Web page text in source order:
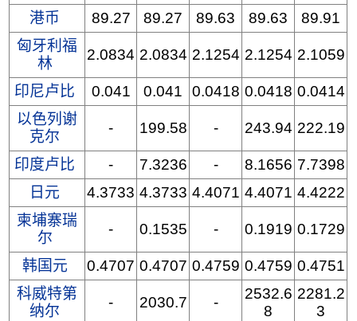
港币
89.27 89.27 89.63 89.63
89.91
匈牙利福
林
2.0834 2.0834 2.1254 2.1254 2.1059
印尼卢比 0.041 0.041 0.0418 0.0418 0.0414
以色列谢
克尔
- 199.58 - 243.94 222.19
印度卢比 - 7.3236 - 8.1656 7.7398
日元
4.3733 4.3733 4.4071 4.4071 4.4222
柬埔寨瑞
尔
- 0.1535 - 0.1919 0.1729
韩国元 0.4707 0.4707 0.4759 0.4759 0.4751
科威特第
纳尔
- 2030.7 -
2532.6
8
2281.2
3